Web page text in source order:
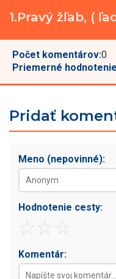
1.Pravý žľab, (
Počet komentárov:0
Priemerné
Pridať
Meno (nepovinné):
Hodnotenie cesty:
☆ ☆ ☆
Komentár: